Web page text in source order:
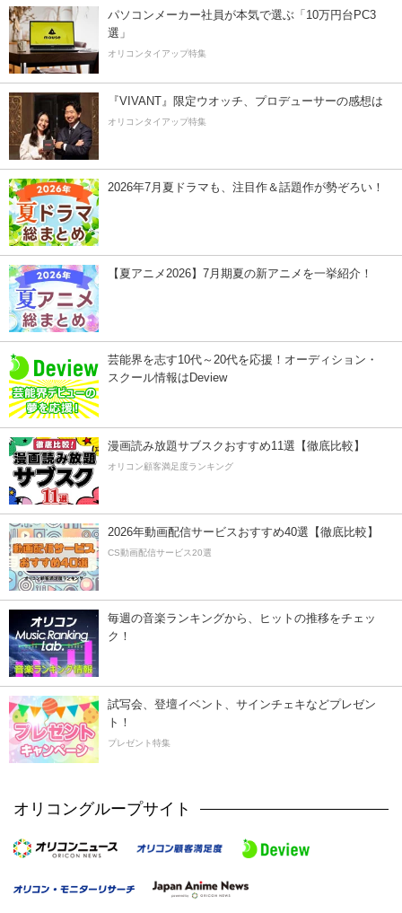
パソコンメーカー社員が本気で選ぶ「10万円台PC3
選」
オリコンタイアップ特集
『VIVANT』限定ウオッチ、プロデューサーの感想は
オリコンタイアップ特集
2026年7月夏ドラマも、注目作＆話題作が勢ぞろい！
【夏アニメ2026】7月期夏の新アニメを一挙紹介！
芸能界を志す10代～20代を応援！オーディション・
スクール情報はDeview
漫画読み放題サブスクおすすめ11選【徹底比較】
オリコン顧客満足度ランキング
2026年動画配信サービスおすすめ40選【徹底比較】
CS動画配信サービス20選
毎週の音楽ランキングから、ヒットの推移をチェッ
ク！
試写会、登壇イベント、サインチェキなどプレゼン
ト！
プレゼント特集
オリコングループサイト